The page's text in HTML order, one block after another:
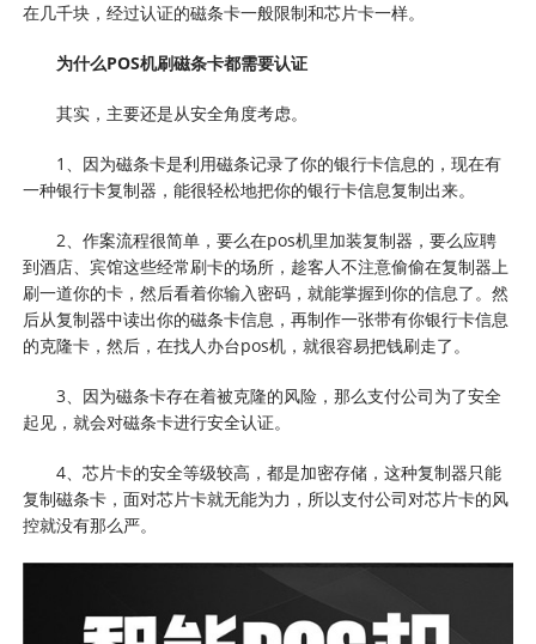
在几千块，经过认证的磁条卡一般限制和芯片卡一样。
为什么POS机刷磁条卡都需要认证
其实，主要还是从安全角度考虑。
1、因为磁条卡是利用磁条记录了你的银行卡信息的，现在有
一种银行卡复制器，能很轻松地把你的银行卡信息复制出来。
2、作案流程很简单，要么在pos机里加装复制器，要么应聘
到酒店、宾馆这些经常刷卡的场所，趁客人不注意偷偷在复制器上
刷一道你的卡，然后看着你输入密码，就能掌握到你的信息了。然
后从复制器中读出你的磁条卡信息，再制作一张带有你银行卡信息
的克隆卡，然后，在找人办台pos机，就很容易把钱刷走了。
3、因为磁条卡存在着被克隆的风险，那么支付公司为了安全
起见，就会对磁条卡进行安全认证。
4、芯片卡的安全等级较高，都是加密存储，这种复制器只能
复制磁条卡，面对芯片卡就无能为力，所以支付公司对芯片卡的风
控就没有那么严。